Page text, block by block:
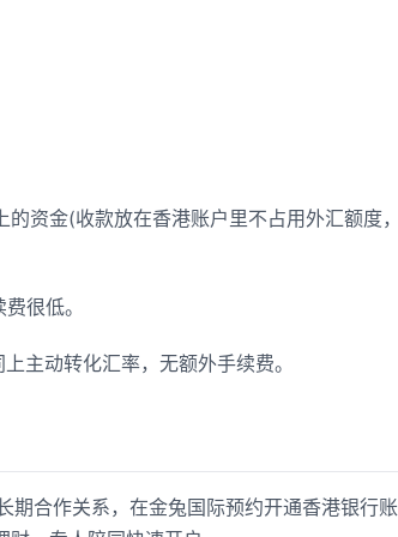
金(收款放在香港账户里不占用外汇额度，
很低。
动转化汇率，无额外手续费。
合作关系，在金兔国际预约开通香港银行账